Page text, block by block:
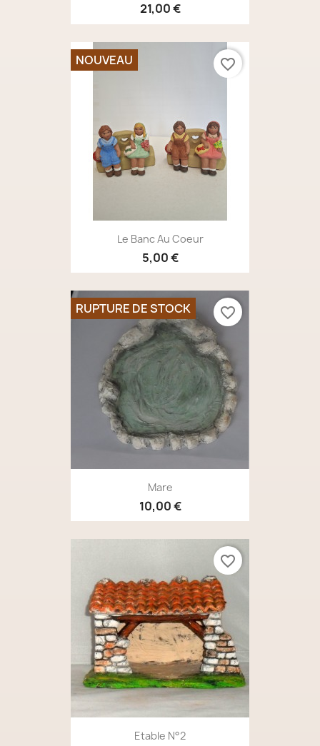
21,00 €
Le Banc Au Coeur
5,00 €
NOUVEAU favorite_border
Mare
10,00 €
RUPTURE DE STOCK favorite_border
Etable N°2
favorite_border